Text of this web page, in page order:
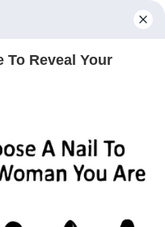
понимала, через
тобой, –
Впереди ждала
оградить себя
решения.